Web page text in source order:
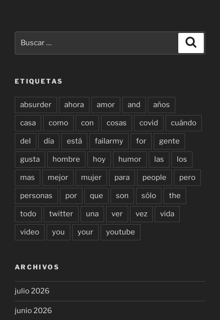
ETIQUETAS
absurder ahora amor and años
casa como con cosas covid cuándo
del día está failarmy for gente
gusta hombre hoy humor las los
mas mejor mujer para people pero
personas por que son sólo the
todo twitter una ver vez vida
video you your youtube
ARCHIVOS
julio 2026
junio 2026